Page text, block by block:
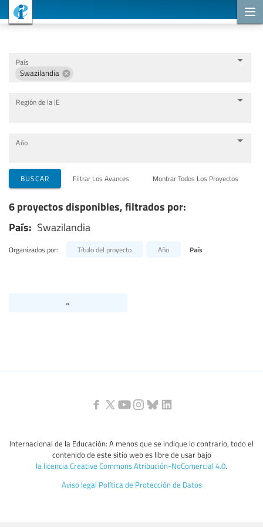
País
Swazilandia
Región de la IE
Año
Organizaciones que llevan a cabo el proyecto
Socios para la cooperación
Temas
BUSCAR Filtrar Los Avances Montrar Todos Los Proyectos
6 proyectos disponibles, filtrados por:
País: Swazilandia
Organizados por: Título del proyecto Año País
«
Internacional de la Educación: A menos que se indique lo contrario, todo el
contenido de este sitio web es libre de usar bajo
la licencia Creative Commons Atribución-NoComercial 4.0.
Aviso legal Política de Protección de Datos